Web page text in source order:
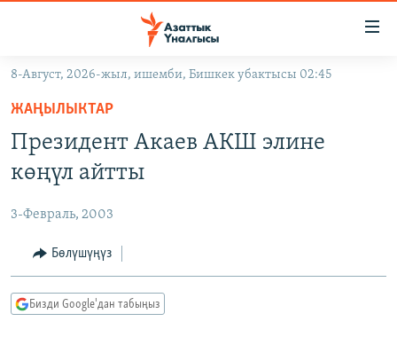
Навигацияга
өтүңүз
Издөөгө
салыңызКЫРГЫЗСТАН
ЭКОНОМИКА
МАДАНИЯТ
ДҮЙНӨ
БОРБОР АЗИЯ
УКРАИНА
АТАЙЫН ИЛИКТӨӨ
ТВ ПРОГРАММАЛАР
ЭКСПЕРТТЕР ТАЛДАЙТ
ӨЗГӨЧӨ ПИКИР
8-Август, 2026-жыл, ишемби, Бишкек убактысы 02:45
ЖАҢЫЛЫКТАР
Президент Акаев АКШ элине
көңүл айтты
3-Февраль, 2003
Бөлүшүңүз
Бизди Google'дан табыңыз